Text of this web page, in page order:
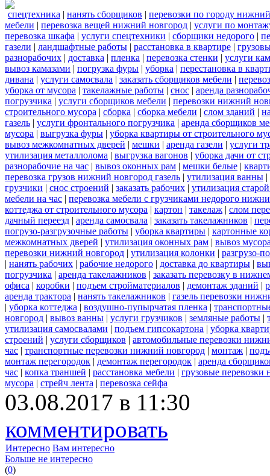
спецтехника | нанять сборщиков | перевозки по городу
мебели | перевозка вещей нижний новгород | услуги по
перевозка шкафа | услуги спецтехники | сборщики недорого |
газели | ландшафтные работы | расстановка в квартире |
разнорабочих | доставка | пленка | перевозка стенки | услуги
вывоз камазами | погрузка фуры | уборка | перестановка в
дивана | услуги самосвала | заказать сборщиков мебели |
уборка от мусора | такелажные работы | снос | аренда
погрузчика | услуги сборщиков мебели | перевозки нижний
строительного мусора | сборка | сборка мебели | слом зданий |
газель | услуги фронтального погрузчика | аренда сборщиков
мусора | выгрузка фуры | уборка квартиры от строительного
вывоз межкомнатных дверей | мешки | аренда газели | услуги
утилизация металлолома | выгрузка вагонов | уборка дачи от
разнорабочие на час | вывоз оконных рам | мешки белые |
перевозка грузов нижний новгород газель | утилизация ванны |
грузчики | снос строений | заказать рабочих | утилизация
мебели на час | перевозка мебели с грузчиками недорого
коттеджа от строительного мусора | картон | такелаж | слом
дачный переезд | аренда самосвала | заказать такелажников |
погрузо-разгрузочные работы | уборка квартиры | картонные
межкомнатных дверей | утилизация оконных рам | вывоз
перевозки нижний новгород | утилизация колонки | разгрузо-
| нанять рабочих | рабочие недорого | доставка до квартиры |
погрузчика | аренда такелажников | заказать перевозку в
офиса | коробки | подъем стройматериалов | демонтаж зданий |
аренда трактора | нанять такелажников | газель перевозки
| уборка коттеджа | воздушно-пупырчатая пленка |
новгород | вывоз ванны | услуги грузчиков | земляные работы |
утилизация самосвалами | подъем гипсокартона | уборка
строений | услуги сборщиков | автомобильные перевозки
час | транспортные перевозки нижний новгород | монтаж |
монтаж перегородок | демонтаж перегородок | аренда
час | копка траншей | расстановка мебели | грузовые
мусора | стрейч лента | перевозка сейфа
03.08.2017 в 11:30
комментировать
Интересно Вам интересно
Больше не интересно
(0)